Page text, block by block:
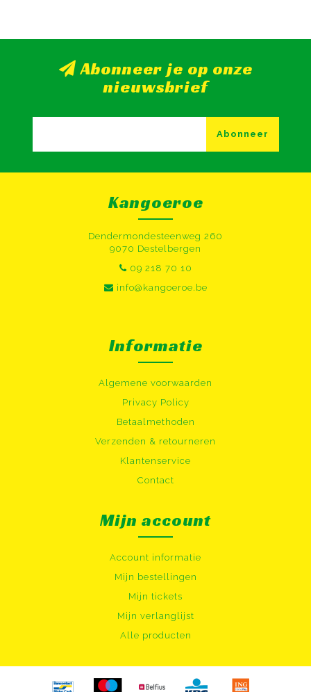
Abonneer je op onze
nieuwsbrief
Abonneer
Kangoeroe
Dendermondesteenweg 260
9070 Destelbergen
09 218 70 10
info@kangoeroe.be
Informatie
Algemene voorwaarden
Privacy Policy
Betaalmethoden
Verzenden & retourneren
Klantenservice
Contact
Mijn account
Account informatie
Mijn bestellingen
Mijn tickets
Mijn verlanglijst
Alle producten